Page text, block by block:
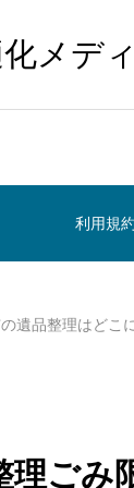
メデ
利用規約
品整理はどこに頼む？
ごみ